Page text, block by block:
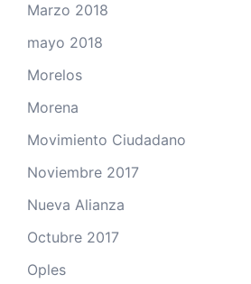
Marzo 2018
mayo 2018
Morelos
Morena
Movimiento Ciudadano
Noviembre 2017
Nueva Alianza
Octubre 2017
Oples